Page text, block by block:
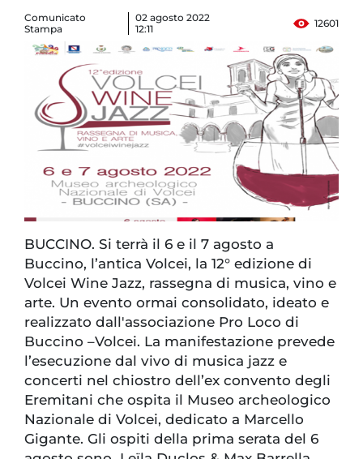
Comunicato
Stampa
02 agosto 2022
12:11
12601
BUCCINO. Si terrà il 6 e il 7 agosto a
Buccino, l’antica Volcei, la 12° edizione di
Volcei Wine Jazz, rassegna di musica, vino e
arte. Un evento ormai consolidato, ideato e
realizzato dall'associazione Pro Loco di
Buccino –Volcei. La manifestazione prevede
l’esecuzione dal vivo di musica jazz e
concerti nel chiostro dell’ex convento degli
Eremitani che ospita il Museo archeologico
Nazionale di Volcei, dedicato a Marcello
Gigante. Gli ospiti della prima serata del 6